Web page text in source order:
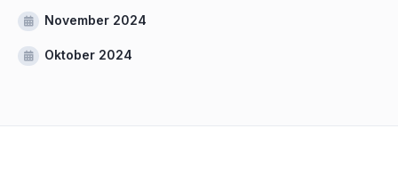
November 2024
Oktober 2024